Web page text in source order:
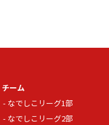
チーム
なでしこリーグ1部
なでしこリーグ2部